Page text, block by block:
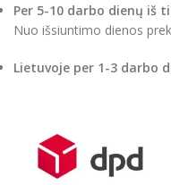
Per 5-10 darbo dienų iš
Nuo išsiuntimo dienos
Lietuvoje per 1-3 darbo